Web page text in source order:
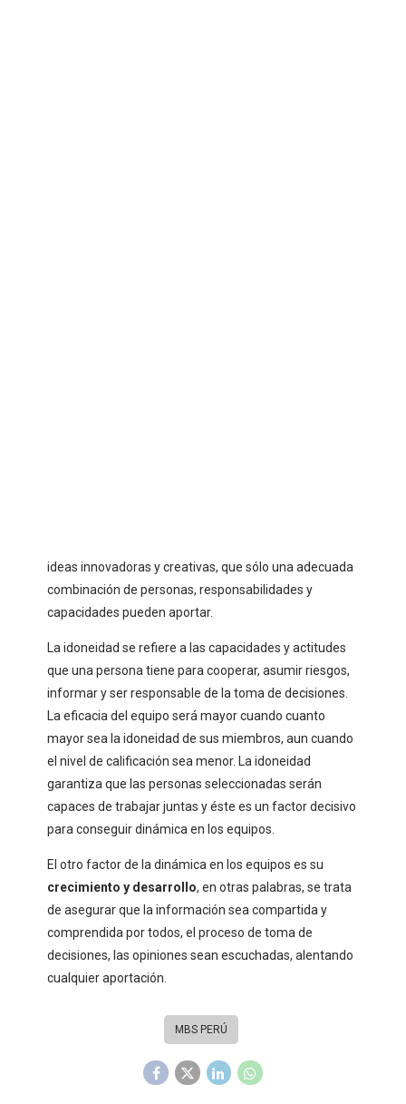
ideas innovadoras y creativas, que sólo una adecuada
combinación de personas, responsabilidades y
capacidades pueden aportar.
La idoneidad se refiere a las capacidades y actitudes
que una persona tiene para cooperar, asumir riesgos,
informar y ser responsable de la toma de decisiones.
La eficacia del equipo será mayor cuando cuanto
mayor sea la idoneidad de sus miembros, aun cuando
el nivel de calificación sea menor. La idoneidad
garantiza que las personas seleccionadas serán
capaces de trabajar juntas y éste es un factor decisivo
para conseguir dinámica en los equipos.
El otro factor de la dinámica en los equipos es su
crecimiento y desarrollo, en otras palabras, se trata
de asegurar que la información sea compartida y
comprendida por todos, el proceso de toma de
decisiones, las opiniones sean escuchadas, alentando
cualquier aportación.
MBS PERÚ